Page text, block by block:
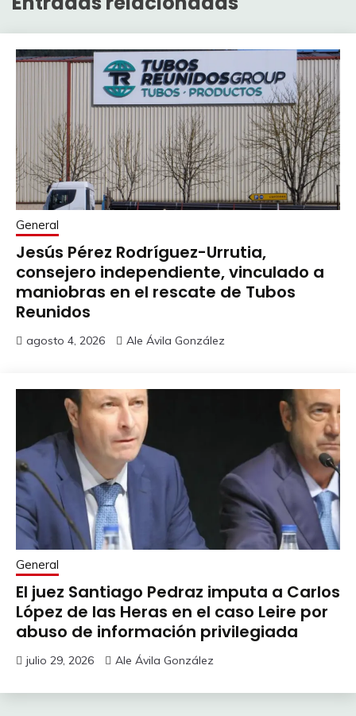
General
Jesús Pérez Rodríguez-Urrutia,
consejero independiente, vinculado a
maniobras en el rescate de Tubos
Reunidos
agosto 4, 2026 Ale Ávila González
General
El juez Santiago Pedraz imputa a Carlos
López de las Heras en el caso Leire por
abuso de información privilegiada
julio 29, 2026 Ale Ávila González